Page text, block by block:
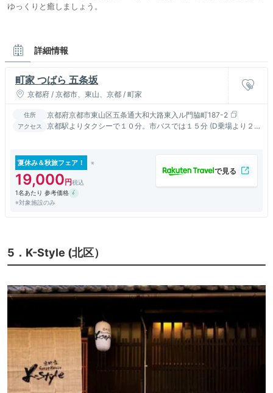
ゆっくりと癒しましょう。
詳細情報
町家 つばら 五条坂
京都府 / 京都市、東山、京都 / 町家
住所 京都府京都市東山区五条通大和大路東入ル門脇町187-2
アクセス
京都駅よりタクシーで１０分。市バスでは１５分 (D乗場より２
夏休み＆秋旅フェア！
19,000
1名あたり 参考価格
※対象施設のみ
5．K-Style (北区）